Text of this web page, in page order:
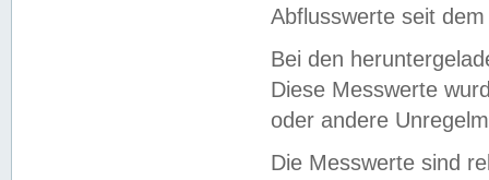
Abflusswerte seit
Bei den
Diese Messwerte
oder andere
Die Messwerte sind